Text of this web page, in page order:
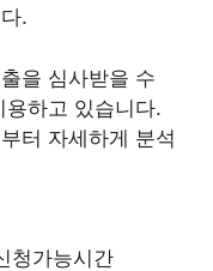
.
을 심사받을 수
하고 있습니다.
터 자세하게 분석
청가능시간